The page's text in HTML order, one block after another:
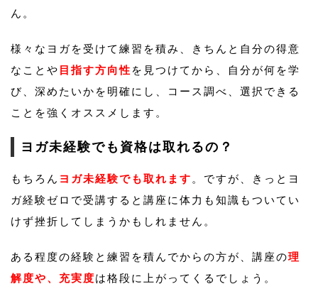
ん。
様々なヨガを受けて練習を積み、きちんと自分の得意
なことや 目指す方向性 を見つけてから、自分が何を学
び、深めたいかを明確にし、コース調べ、選択できる
ことを強くオススメします。
ヨガ未経験でも資格は取れるの？
もちろん ヨガ未経験でも取れます 。ですが、きっとヨ
ガ経験ゼロで受講すると講座に体力も知識もついてい
けず挫折してしまうかもしれません。
ある程度の経験と練習を積んでからの方が、講座の理
解度や、充実度は格段に上がってくるでしょう。